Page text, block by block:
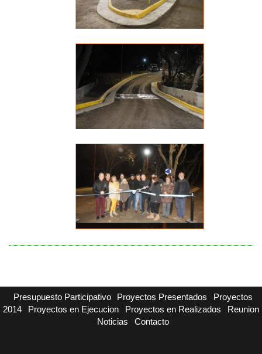
Presupuesto Participativo Proyectos Presentados
Proyectos
2014
Proyectos en Ejecucion Proyectos en Realizados
Reunion
Noticias
Contacto